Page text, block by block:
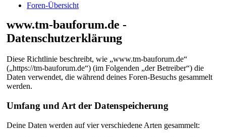
Foren-Übersicht
www.tm-bauforum.de -
Datenschutzerklärung
Diese Richtlinie beschreibt, wie „www.tm-bauforum.de“
(„https://tm-bauforum.de“) (im Folgenden „der Betreiber“) die
Daten verwendet, die während deines Foren-Besuchs gesammelt
werden.
Umfang und Art der Datenspeicherung
Deine Daten werden auf vier verschiedene Arten gesammelt: